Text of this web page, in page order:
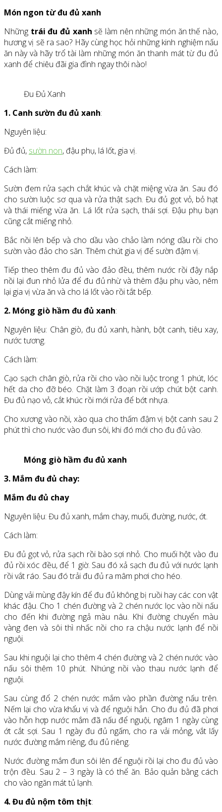
Món ngon từ đu đủ xanh
Những trái đu đủ xanh sẽ làm nên những món ăn thế nào,
hương vị sẽ ra sao? Hãy cùng học hỏi những kinh nghiệm nấu
ăn này và hãy trổ tài làm những món ăn thanh mát từ đu đủ
xanh để chiêu đãi gia đình ngay thôi nào!
Đu Đủ Xanh
1. Canh sườn đu đủ xanh:
Nguyên liệu:
Đủ đủ, sườn non, đậu phụ, lá lốt, gia vị.
Cách làm:
Sườn đem rửa sạch chắt khúc và chặt miệng vừa ăn. Sau đó
cho sườn luộc sơ qua và rửa thật sạch. Đu đủ gọt vỏ, bỏ hạt
và thái miếng vừa ăn. Lá lốt rửa sạch, thái sợi. Đậu phụ bạn
cũng cắt miếng nhỏ.
Bắc nồi lên bếp và cho dầu vào chảo làm nóng dầu rồi cho
sườn vào đảo cho săn. Thêm chút gia vị để sườn đậm vị.
Tiếp theo thêm đu đủ vào đảo đều, thêm nước rồi đậy nắp
nồi lại đun nhỏ lửa để đu đủ nhừ và thêm đậu phụ vào, nêm
lại gia vị vừa ăn và cho lá lốt vào rồi tắt bếp.
2. Móng giò hầm đu đủ xanh:
Nguyên liệu: Chân giò, đu đủ xanh, hành, bột canh, tiêu xay,
nước tương.
Cách làm:
Cạo sạch chân giò, rửa rồi cho vào nồi luộc trong 1 phút, lóc
hết da cho đỡ béo. Chặt làm 3 đoạn rồi ướp chút bột canh.
Đu đủ nạo vỏ, cắt khúc rồi mới rửa để bớt nhựa.
Cho xương vào nồi, xào qua cho thấm đậm vị bột canh sau 2
phút thì cho nước vào đun sôi, khi đó mới cho đu đủ vào.
Móng giò hầm đu đủ xanh
3. Mắm đu đủ chay:
Mắm đu đủ chay
Nguyên liệu: Đu đủ xanh, mắm chay, muối, đường, nước, ớt.
Cách làm:
Đu đủ gọt vỏ, rửa sạch rồi bào sợi nhỏ. Cho muối hột vào đu
đủ rồi xóc đều, để 1 giờ. Sau đó xả sạch đu đủ với nước lạnh
rồi vắt ráo. Sau đó trải đu đủ ra mâm phơi cho héo.
Dùng vải mùng đậy kín để đu đủ không bị ruồi hay các con vật
khác đậu. Cho 1 chén đường và 2 chén nước lọc vào nồi nấu
cho đến khi đường ngả màu nâu. Khi đường chuyển màu
vàng đen và sôi thì nhấc nồi cho ra chậu nước lạnh để nồi
nguội.
Sau khi nguội lại cho thêm 4 chén đường và 2 chén nước vào
nấu sôi thêm 10 phút. Nhúng nồi vào thau nước lạnh để
nguội.
Sau cùng đổ 2 chén nước mắm vào phần đường nấu trên.
Nếm lại cho vừa khẩu vị và để nguội hẳn. Cho đu đủ đã phơi
vào hỗn hợp nước mắm đã nấu để nguội, ngâm 1 ngày cùng
ớt cắt sợi. Sau 1 ngày đu đủ ngấm, cho ra vải mỏng, vắt lấy
nước đường mắm riêng, đu đủ riêng.
Nước đường mắm đun sôi lên để nguội rồi lại cho đu đủ vào
trộn đều. Sau 2 – 3 ngày là có thể ăn. Bảo quản bằng cách
cho vào ngăn mát tủ lạnh.
4. Đu đủ nộm tôm thịt: